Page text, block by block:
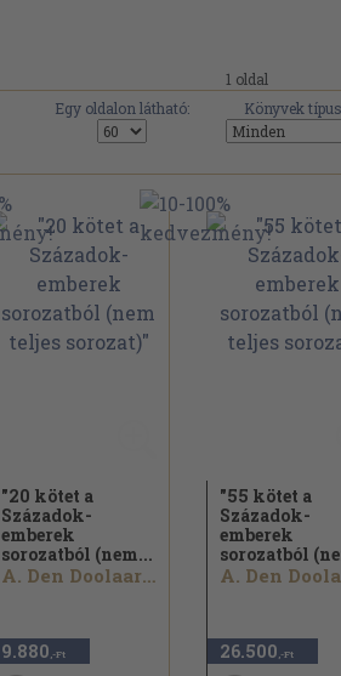
1 oldal
Egy oldalon látható: Könyvek
"20 kötet a
Századok-
emberek
sorozatból (nem...
A. Den Doolaard...
9.880 ,-Ft
"55 kötet a
Századok-
emberek
sorozatból
26.500 ,-Ft